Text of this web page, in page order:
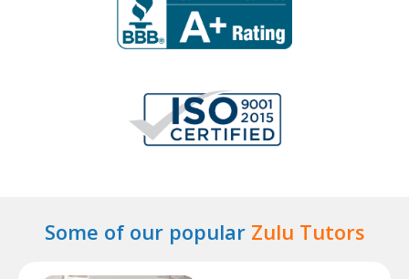
Some of our popular Zulu Tutors